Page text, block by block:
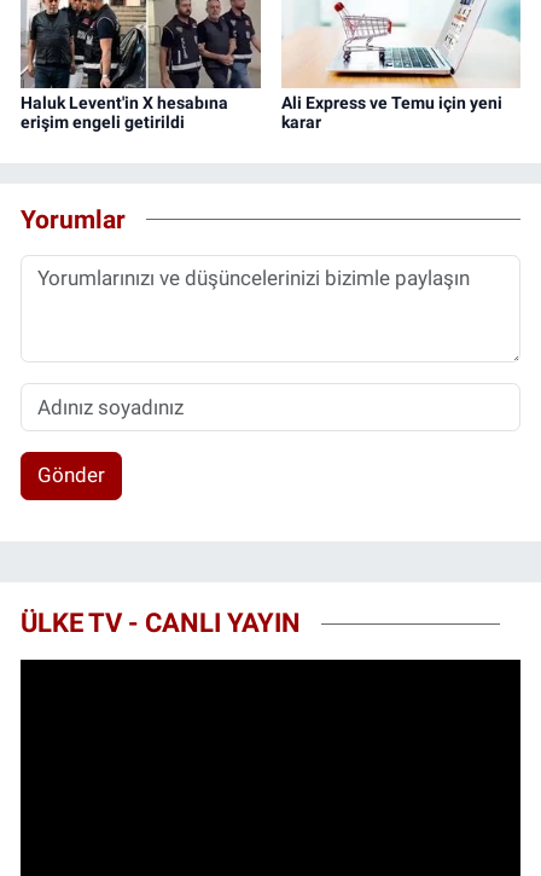
Haluk Levent'in X hesabına
erişim engeli getirildi
Ali Express ve Temu için yeni
karar
Yorumlar
Gönder
ÜLKE TV - CANLI YAYIN